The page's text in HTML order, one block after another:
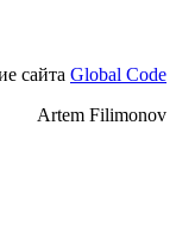
сайта Global Code
Artem Filimonov